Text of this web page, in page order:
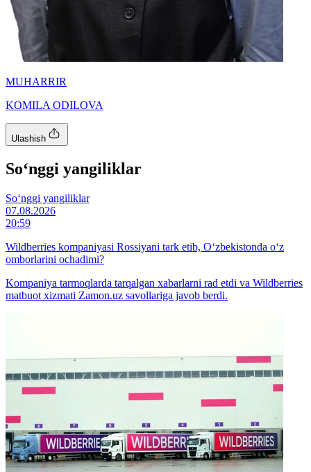
MUHARRIR
KOMILA ODILOVA
Ulashish
So‘nggi yangiliklar
So‘nggi yangiliklar
07.08.2026
20:59
Wildberries kompaniyasi Rossiyani tark etib, O‘zbekistonda o‘z
omborlarini ochadimi?
Kompaniya tarmoqlarda tarqalgan xabarlarni rad etdi va Wildberries
matbuot xizmati Zamon.uz savollariga javob berdi.